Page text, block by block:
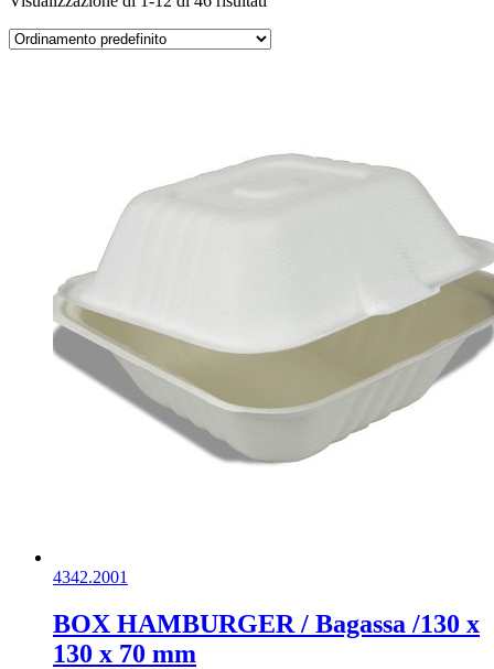
4342.2001
BOX HAMBURGER / Bagassa /130 x
130 x 70 mm